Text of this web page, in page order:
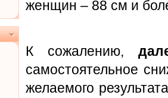
женщин – 88 см и
К сожалению,
самостоятельное
желаемого